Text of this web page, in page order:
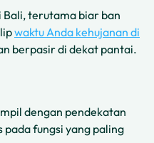
Bali, terutama biar ban
waktu Anda kehujanan di
berpasir di dekat pantai.
dengan pendekatan
pada fungsi yang paling